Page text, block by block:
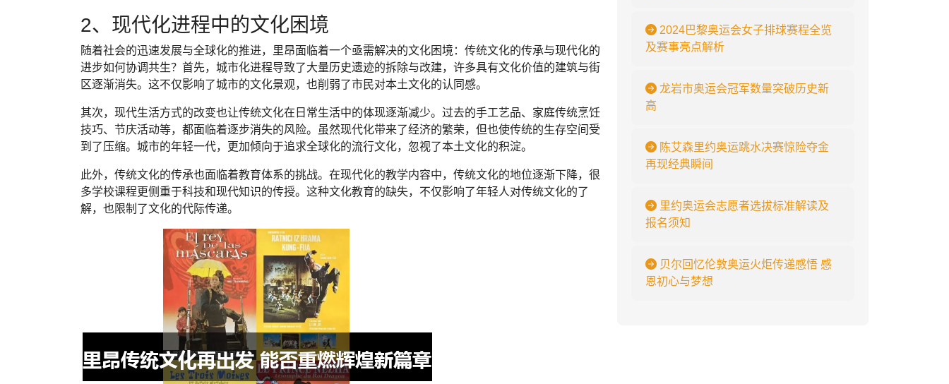
2、现代化进程中的文化困境
随着社会的迅速发展与全球化的推进，里昂面临着一个亟需解决的文化困境：传统文化的传承与现代化的
进步如何协调共生？首先，城市化进程导致了大量历史遗迹的拆除与改建，许多具有文化价值的建筑与街
区逐渐消失。这不仅影响了城市的文化景观，也削弱了市民对本土文化的认同感。
其次，现代生活方式的改变也让传统文化在日常生活中的体现逐渐减少。过去的手工艺品、家庭传统烹饪
技巧、节庆活动等，都面临着逐步消失的风险。虽然现代化带来了经济的繁荣，但也使传统的生存空间受
到了压缩。城市的年轻一代，更加倾向于追求全球化的流行文化，忽视了本土文化的积淀。
此外，传统文化的传承也面临着教育体系的挑战。在现代化的教学内容中，传统文化的地位逐渐下降，很
多学校课程更侧重于科技和现代知识的传授。这种文化教育的缺失，不仅影响了年轻人对传统文化的了
解，也限制了文化的代际传递。
2024巴黎奥运会女子排球赛程全览
及赛事亮点解析
龙岩市奥运会冠军数量突破历史新
高
陈艾森里约奥运跳水决赛惊险夺金
再现经典瞬间
里约奥运会志愿者选拔标准解读及
报名须知
贝尔回忆伦敦奥运火炬传递感悟 感
恩初心与梦想